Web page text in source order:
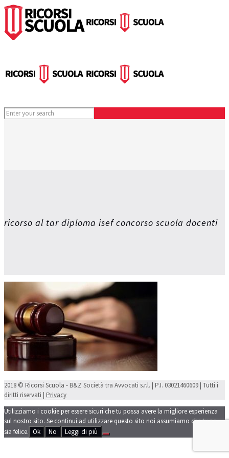
ricorso al tar diploma isef concorso scuola docenti
2018 © Ricorsi Scuola - B&Z Società tra Avvocati s.r.l. | P.I. 03021460609 | Tutti i
diritti riservati | Privacy
Utilizziamo i cookie per essere sicuri che tu possa avere la migliore esperienza
sul nostro sito. Se continui ad utilizzare questo sito noi assumiamo che tu ne
sia felice. Ok No Leggi di più